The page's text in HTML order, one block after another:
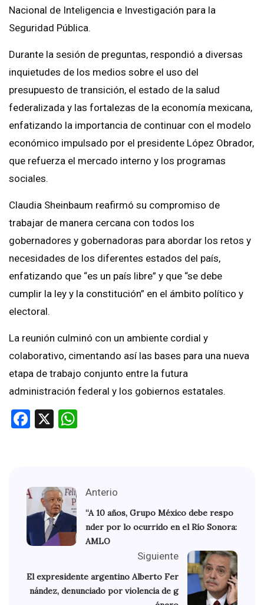
Nacional de Inteligencia e Investigación para la
Seguridad Pública.
Durante la sesión de preguntas, respondió a diversas
inquietudes de los medios sobre el uso del
presupuesto de transición, el estado de la salud
federalizada y las fortalezas de la economía mexicana,
enfatizando la importancia de continuar con el modelo
económico impulsado por el presidente López Obrador,
que refuerza el mercado interno y los programas
sociales.
Claudia Sheinbaum reafirmó su compromiso de
trabajar de manera cercana con todos los
gobernadores y gobernadoras para abordar los retos y
necesidades de los diferentes estados del país,
enfatizando que “es un país libre” y que “se debe
cumplir la ley y la constitución” en el ámbito político y
electoral.
La reunión culminó con un ambiente cordial y
colaborativo, cimentando así las bases para una nueva
etapa de trabajo conjunto entre la futura
administración federal y los gobiernos estatales.
Facebook
X
Anterio
“A 10 años, Grupo México debe respo
nder por lo ocurrido en el Río Sonora:
AMLO
Siguiente
El expresidente argentino Alberto Fer
nández, denunciado por violencia de g